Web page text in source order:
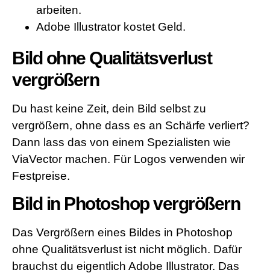
arbeiten.
Adobe Illustrator kostet Geld.
Bild ohne Qualitätsverlust
vergrößern
Du hast keine Zeit, dein Bild selbst zu
vergrößern, ohne dass es an Schärfe verliert?
Dann lass das von einem Spezialisten wie
ViaVector machen. Für Logos verwenden wir
Festpreise.
Bild in Photoshop vergrößern
Das Vergrößern eines Bildes in Photoshop
ohne Qualitätsverlust ist nicht möglich. Dafür
brauchst du eigentlich Adobe Illustrator. Das